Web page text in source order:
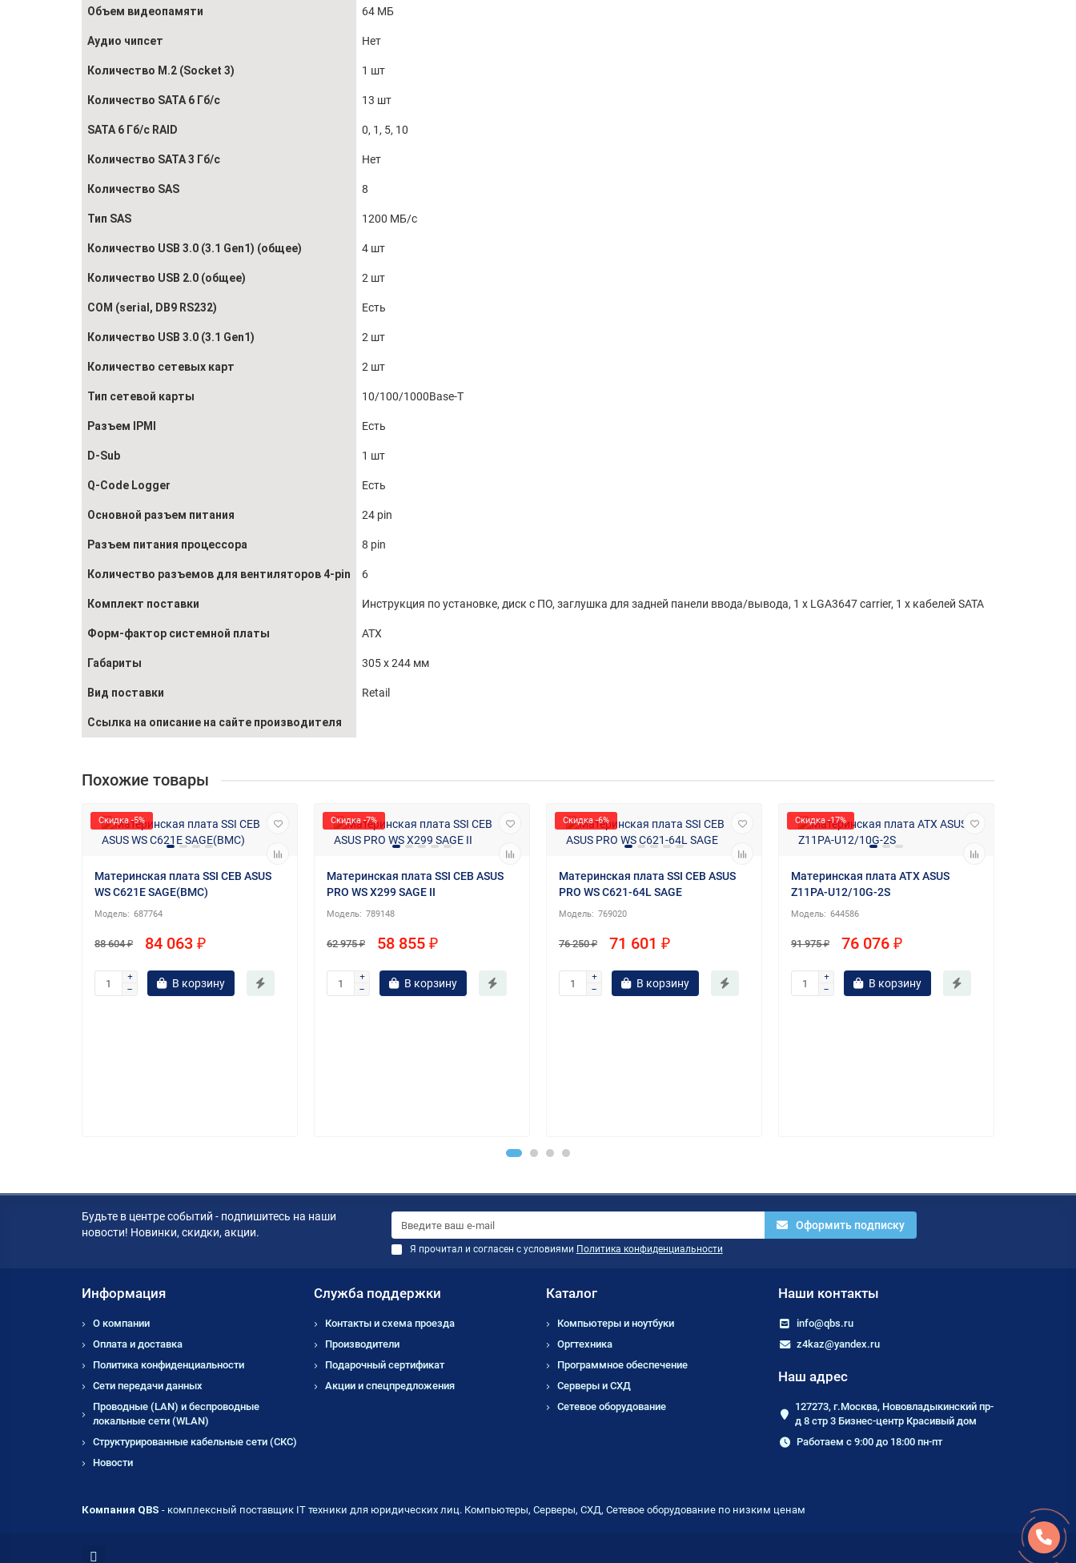
Объем видеопамяти 64 МБ
Аудио чипсет Нет
Количество M.2 (Socket 3) 1 шт
Количество SATA 6 Гб/с 13 шт
SATA 6 Гб/с RAID 0, 1, 5, 10
Количество SATA 3 Гб/с Нет
Количество SAS 8
Тип SAS 1200 МБ/с
Количество USB 3.0 (3.1 Gen1) (общее) 4 шт
Количество USB 2.0 (общее) 2 шт
COM (serial, DB9 RS232) Есть
Количество USB 3.0 (3.1 Gen1) 2 шт
Количество сетевых карт 2 шт
Тип сетевой карты 10/100/1000Base-T
Разъем IPMI Есть
D-Sub 1 шт
Q-Code Logger Есть
Основной разъем питания 24 pin
Разъем питания процессора 8 pin
Количество разъемов для вентиляторов 4-pin 6
Комплект поставки Инструкция по установке, диск с ПО, заглушка для задней панели ввода/вывода, 1 x LGA3647 carrier, 1 x кабелей SATA
Форм-фактор системной платы ATX
Габариты 305 x 244 мм
Вид поставки Retail
Ссылка на описание на сайте производителя
Похожие товары
Скидка -5%
Материнская плата SSI CEB ASUS
WS C621E SAGE(BMC)
687764
88 604 ₽ 84 063 ₽
В корзину
Скидка -7%
Материнская плата SSI CEB ASUS
PRO WS X299 SAGE II
789148
62 975 ₽ 58 855 ₽
В корзину
Скидка -6%
Материнская плата SSI CEB ASUS
PRO WS C621-64L SAGE
769020
76 250 ₽ 71 601 ₽
В корзину
Скидка -17%
Материнская плата ATX ASUS
Z11PA-U12/10G-2S
644586
91 975 ₽ 76 076 ₽
В корзину
Будьте в центре событий - подпишитесь на наши
новости! Новинки, скидки, акции.
Оформить подписку
Я прочитал и согласен с условиями Политика конфиденциальности
Информация
О компании
Оплата и доставка
Политика конфиденциальности
Сети передачи данных
Проводные (LAN) и беспроводные
локальные сети (WLAN)
Структурированные кабельные сети (СКС)
Новости
Служба поддержки
Контакты и схема проезда
Производители
Подарочный сертификат
Акции и спецпредложения
Каталог
Компьютеры и ноутбуки
Оргтехника
Программное обеспечение
Серверы и СХД
Сетевое оборудование
Наши контакты
info@qbs.ru
z4kaz@yandex.ru
Наш адрес
127273, г.Москва, Нововладыкинский пр-
д 8 стр 3 Бизнес-центр Красивый дом
Работаем с 9:00 до 18:00 пн-пт
Компания QBS - комплексный поставщик IT техники для юридических лиц. Компьютеры, Серверы, СХД, Сетевое оборудование по низким ценам